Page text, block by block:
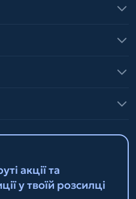
акції та
у твоїй розсилці